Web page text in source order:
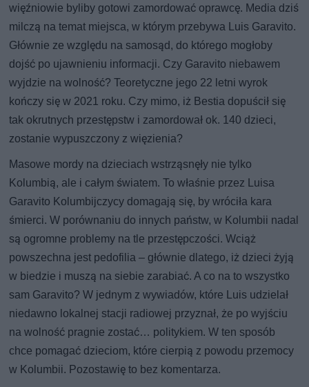
więźniowie byliby gotowi zamordować oprawcę. Media dziś
milczą na temat miejsca, w którym przebywa Luis Garavito.
Głównie ze względu na samosąd, do którego mogłoby
dojść po ujawnieniu informacji. Czy Garavito niebawem
wyjdzie na wolność? Teoretyczne jego 22 letni wyrok
kończy się w 2021 roku. Czy mimo, iż Bestia dopuścił się
tak okrutnych przestępstw i zamordował ok. 140 dzieci,
zostanie wypuszczony z więzienia?
Masowe mordy na dzieciach wstrząsnęły nie tylko
Kolumbią, ale i całym światem. To właśnie przez Luisa
Garavito Kolumbijczycy domagają się, by wróciła kara
śmierci. W porównaniu do innych państw, w Kolumbii nadal
są ogromne problemy na tle przestępczości. Wciąż
powszechna jest pedofilia – głównie dlatego, iż dzieci żyją
w biedzie i muszą na siebie zarabiać. A co na to wszystko
sam Garavito? W jednym z wywiadów, które Luis udzielał
niedawno lokalnej stacji radiowej przyznał, że po wyjściu
na wolność pragnie zostać… politykiem. W ten sposób
chce pomagać dzieciom, które cierpią z powodu przemocy
w Kolumbii. Pozostawię to bez komentarza.